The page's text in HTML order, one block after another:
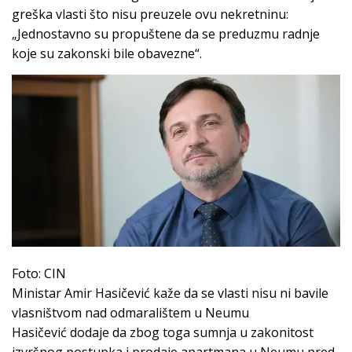
greška vlasti što nisu preuzele ovu nekretninu:
„Jednostavno su propuštene da se preduzmu radnje
koje su zakonski bile obavezne“.
Foto: CIN
Ministar Amir Hasičević kaže da se vlasti nisu ni bavile
vlasništvom nad odmaralištem u Neumu
Hasičević dodaje da zbog toga sumnja u zakonitost